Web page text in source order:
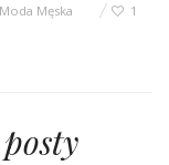
Moda Męska 1